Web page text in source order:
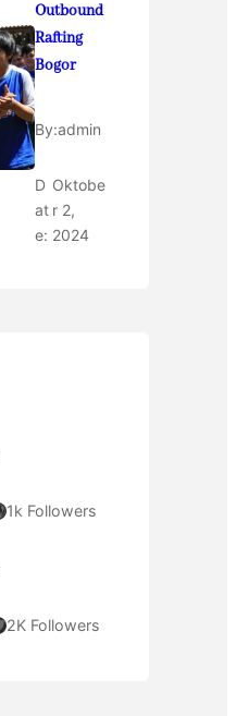
Outbound
Rafting
Bogor
By:admin
D
at
e:
Oktobe
r 2,
2024
1k Followers
2K Followers